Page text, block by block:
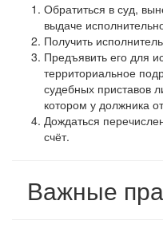
Обратиться в суд,
выдаче
Получить
Предъявить его для
территориальное
судебных приставов
котором у должника
Дождаться
счёт.
Важные